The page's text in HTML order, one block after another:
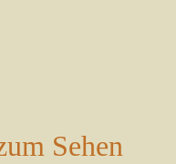
Sehen